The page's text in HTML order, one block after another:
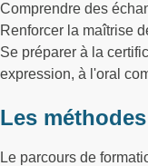
Comprendre des
Renforcer la maîtrise
Se préparer à la
expression, à l'oral
Les
Le parcours de